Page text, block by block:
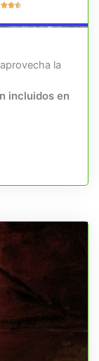
la
incluidos en